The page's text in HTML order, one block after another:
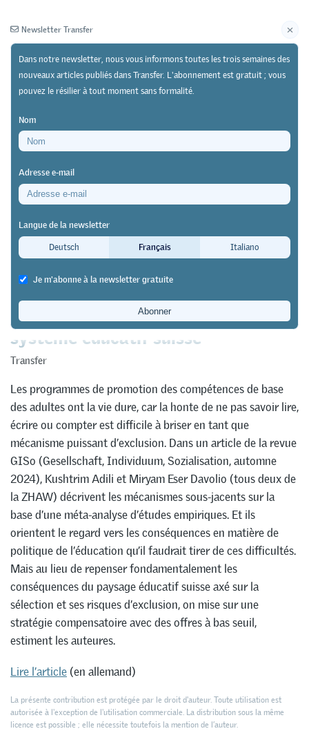
Newsletter Archives
05/11/24
Publication dans la revue GISo (Société, individu,
Efforts compensatoires dans
l’éducation des adultes – aperçus
tardifs sur les inégalités dans le
système éducatif suisse
Transfer
Les programmes de promotion des compétences de base
des adultes ont la vie dure, car la honte de ne pas savoir lire,
écrire ou compter est difficile à briser en tant que
mécanisme puissant d’exclusion. Dans un article de la revue
GISo (Gesellschaft, Individuum, Sozialisation, automne
2024), Kushtrim Adili et Miryam Eser Davolio (tous deux de
la ZHAW) décrivent les mécanismes sous-jacents sur la
base d’une méta-analyse d’études empiriques. Et ils
orientent le regard vers les conséquences en matière de
politique de l’éducation qu’il faudrait tirer de ces difficultés.
Mais au lieu de repenser fondamentalement les
conséquences du paysage éducatif suisse axé sur la
sélection et ses risques d’exclusion, on mise sur une
stratégie compensatoire avec des offres à bas seuil,
estiment les auteures.
Lire l’article (en allemand)
La présente contribution est protégée par le droit d'auteur. Toute utilisation est
autorisée à l'exception de l'utilisation commerciale. La distribution sous la même
licence est possible ; elle nécessite toutefois la mention de l’auteur.
Newsletter Transfer
Dans notre newsletter, nous vous informons toutes les trois semaines des
nouveaux articles publiés dans Transfer. L'abonnement est gratuit ; vous
pouvez le résilier à tout moment sans formalité.
Nom
Adresse e-mail
Langue de la newsletter
Deutsch
Français Italiano
Je m'abonne à la newsletter gratuite